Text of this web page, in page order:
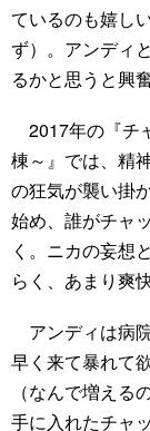
ているのも嬉し
ず）。アンディ
るかと思うと興
2017年の『チ
棟～』では、精
の狂気が襲い掛
始め、誰がチャ
く。ニカの妄想
らく、あまり爽
アンディは病
早く来て暴れて
（なんで増え
手に入れたチャ